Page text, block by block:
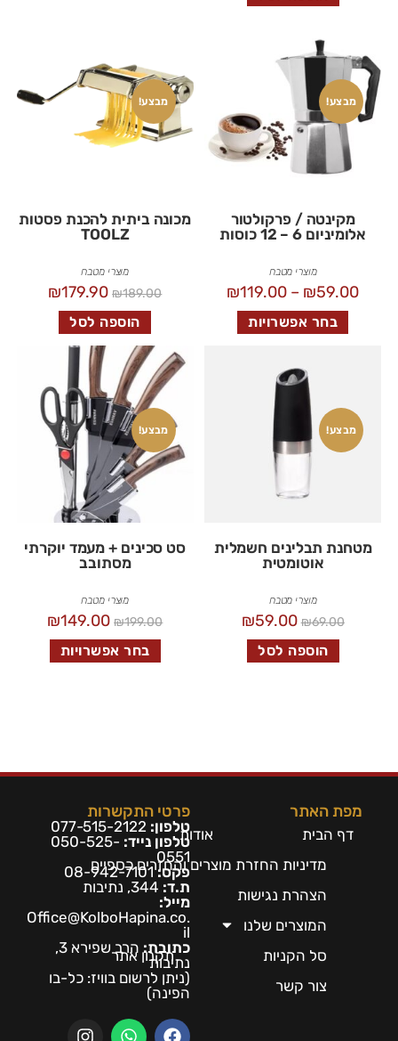
מבצע!
מקינטה / פרקולטור
אלומיניום 6 – 12 כוסות
מוצרי מטבח
₪59.00
–
₪119.00
בחר אפשרויות
מבצע!
מכונה ביתית להכנת פסטות
TOOLZ
מוצרי מטבח
₪189.00
₪179.90
הוספה לסל
מבצע!
מטחנת תבלינים חשמלית
אוטומטית
מוצרי מטבח
₪69.00
₪59.00
הוספה לסל
מבצע!
סט סכינים + מעמד יוקרתי
מסתובב
מוצרי מטבח
₪199.00
₪149.00
בחר אפשרויות
מפת האתר
דף הבית
אודות
מדיניות החזרת מוצרים והחזרים כספיים
הצהרת נגישות
המוצרים שלנו
סל הקניות
תקנון אתר
צור קשר
פרטי התקשרות
טלפון: 077-515-2122
טלפון נייד: 050-525-
0551
פקס:08-942-7101
ת.ד:
מייל:
Office@KolboHapina.co.
il
כתובת:
הרב שפירא 3,
נתיבות
(ניתן לרשום בוויז: כל-בו
הפינה)